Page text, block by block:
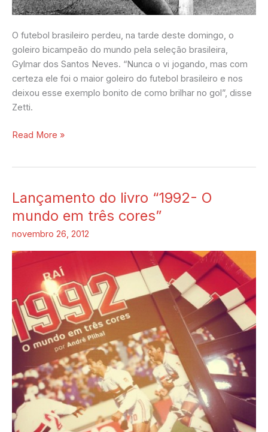
O futebol brasileiro perdeu, na tarde deste domingo, o
goleiro bicampeão do mundo pela seleção brasileira,
Gylmar dos Santos Neves. “Nunca o vi jogando, mas com
certeza ele foi o maior goleiro do futebol brasileiro e nos
deixou esse exemplo bonito de como brilhar no gol”, disse
Zetti.
Read More »
Lançamento do livro “1992- O
mundo em três cores”
novembro 26, 2012
Lançamento
livro
“1992-
O
três
cores”